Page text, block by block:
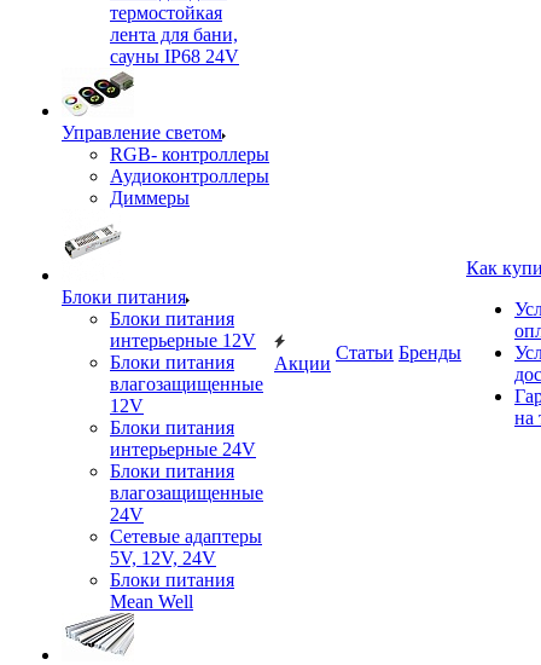
термостойкая
лента для бани,
сауны IP68 24V
Управление светом
RGB- контроллеры
Аудиоконтроллеры
Диммеры
Блоки питания
Блоки питания
интерьерные 12V
Блоки питания
влагозащищенные
12V
Блоки питания
интерьерные 24V
Блоки питания
влагозащищенные
24V
Сетевые адаптеры
5V, 12V, 24V
Блоки питания
Mean Well
Акции
Статьи Бренды
Как
на